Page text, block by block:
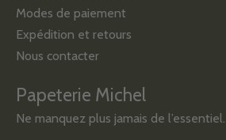
Modes de paiement
Expédition et retours
Nous contacter
Papeterie Michel
Ne manquez plus jamais de l’essentiel.